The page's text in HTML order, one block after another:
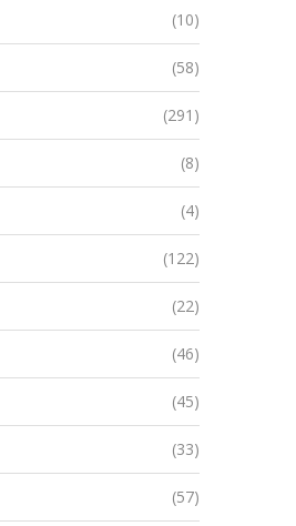
(10)
(58)
(291)
(8)
(4)
(122)
(22)
(46)
(45)
(33)
(57)